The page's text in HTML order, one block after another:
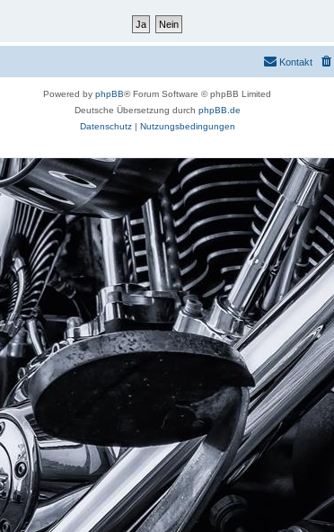
Kontakt
Powered by phpBB® Forum Software © phpBB Limited
Deutsche Übersetzung durch phpBB.de
Datenschutz| Nutzungsbedingungen